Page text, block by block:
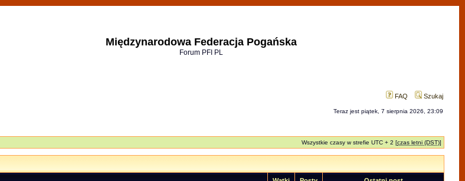
Międzynarodowa Federacja Pogańska
Forum PFI PL
FAQ Szukaj
Teraz jest piątek, 7 sierpnia 2026, 23:09
Wszystkie czasy w strefie UTC + 2 [czas letni (DST)]